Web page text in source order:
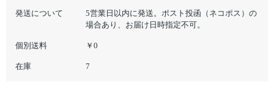
発送について
5営業日以内に発送。ポスト投函（ネコポス）の
場合あり、お届け日時指定不可。
個別送料 ￥0
在庫 7